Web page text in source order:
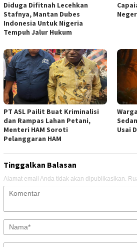
Diduga Difitnah Lecehkan
Stafnya, Mantan Dubes
Indonesia Untuk Nigeria
Tempuh Jalur Hukum
PT ASL Pailit Buat Kriminalisi
dan Rampas Lahan Petani,
Menteri HAM Soroti
Pelanggaran HAM
Usai
Tinggalkan Balasan
Alamat email Anda tidak akan dipublikasikan.